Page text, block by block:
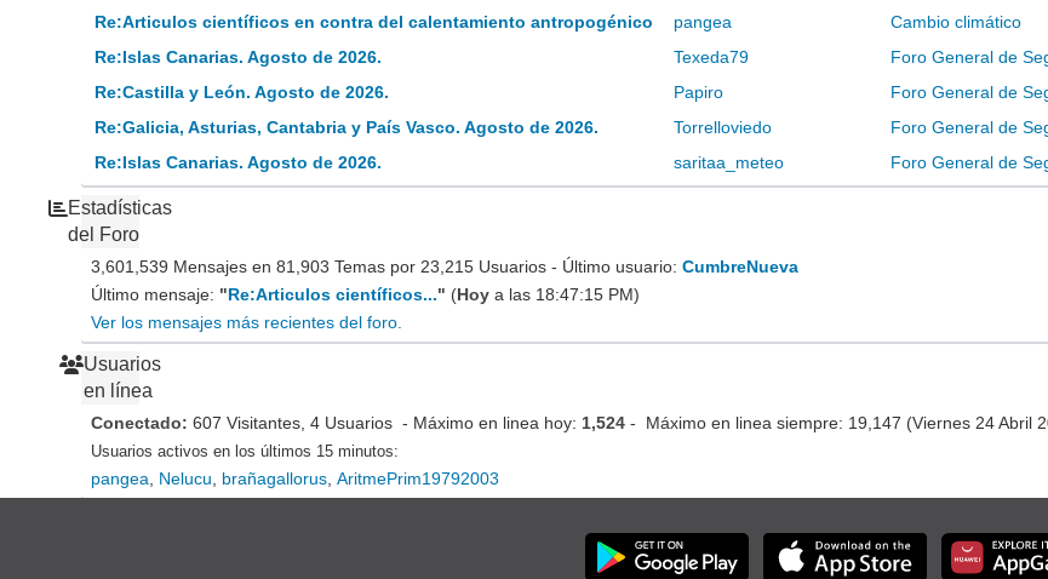
Re:Articulos científicos en contra del calentamiento antropogénico pangea Cambio climático
Re:Islas Canarias. Agosto de 2026.
Texeda79 Foro General de
Re:Castilla y León. Agosto de 2026.
Papiro Foro General de
Re:Galicia, Asturias, Cantabria y País Vasco. Agosto de 2026.
Torrelloviedo Foro General de
Re:Islas Canarias. Agosto de 2026.
saritaa_meteo Foro General de
Estadísticas
del Foro
3,601,539 Mensajes en 81,903 Temas por 23,215 Usuarios - Último usuario:CumbreNueva
Último mensaje: "Re:Articulos científicos..." (Hoy a las 18:47:15 PM)
Ver los mensajes más recientes del foro.
Usuarios
en línea
Conectado:607 Visitantes, 4 Usuarios - Máximo en linea hoy: 1,524 - Máximo en linea siempre: 19,147 (Viernes 24 Abril
Usuarios activos en los últimos 15 minutos:
pangea Nelucu brañagallorus ,AritmePrim19792003